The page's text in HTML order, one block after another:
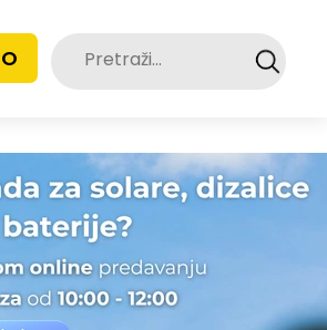
Pretraži: